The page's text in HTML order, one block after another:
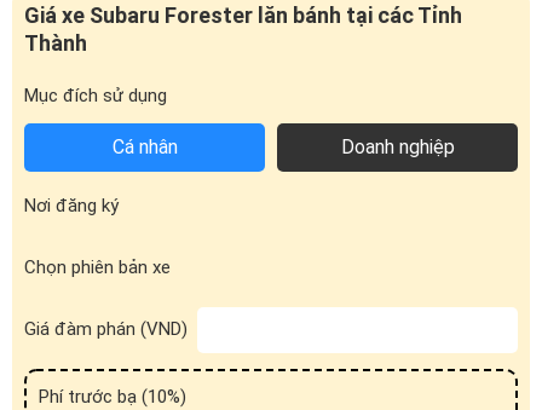
Cụm đèn pha LED với tạo hình hiện đại, sắc sảo, đồng thời hỗ
trợ tự động điều chỉnh theo góc lái. Nếu như phiên bản Subaru
Forester 2.0 i-S EyeSight có dải LED ban ngày vẫn giữ nguyên
kiểu thiết kế hình chữ “C” độc đáo, thì trên 2 phiên bản còn lại
chỉ bao gồm một dải mi dài phía trên.
Giá xe Subaru Forester lăn bánh tại các Tỉnh
Thành
Mục đích sử dụng
Cá nhân Doanh nghiệp
Nơi đăng ký
Chọn phiên bản xe
Giá đàm phán (VND)
Phí trước bạ (10%)